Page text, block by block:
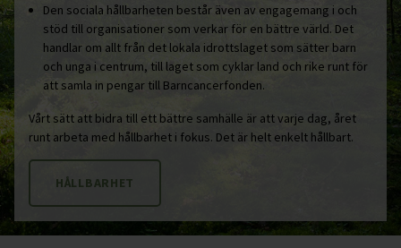
Den sociala hållbarheten består även av engagemang i och
stöd till organisationer som verkar för en bättre värld. Det
handlar om allt från det lokala idrottslaget som sätter barn
och unga i centrum, till laget som cyklar land och rike runt för
att samla in pengar till Barncancerfonden.
Vårt sätt att bidra till ett bättre samhälle är att varje dag, året
runt arbeta med hållbarhet i fokus. Det är helt enkelt hållbart.
HÅLLBARHET